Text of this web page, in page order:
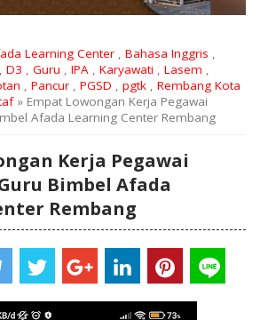
Learning Center, Bahasa Inggris ,
D3 , Guru , IPA, Karyawati , Lasem ,
, Pancur, PGSD , pgtk, Rembang Kota
» Empat Lowongan Kerja Pegawai
Afada Learning Center Rembang
Kerja Pegawai
Bimbel Afada
Rembang